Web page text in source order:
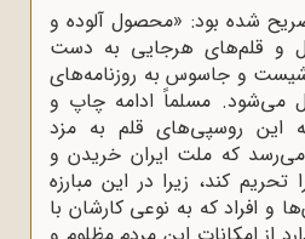
شده بود: «محصول آلوده و
و قلم‌های هرجایی به دست
و جاسوس به روزنامه‌های
می‌شود. مسلماً ادامه چاپ و
این روسپی‌های قلم به مزد
که ملت ایران خریدن و
تحریم کند، زیرا در این مبارزه
و افراد که به نوعی کارشان با